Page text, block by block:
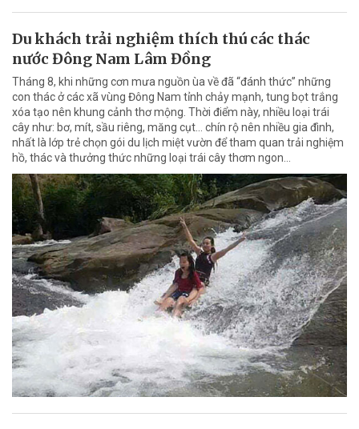
Du khách trải nghiệm thích thú các thác
nước Đông Nam Lâm Đồng
Tháng 8, khi những cơn mưa nguồn ùa về đã “đánh thức” những
con thác ở các xã vùng Đông Nam tỉnh chảy mạnh, tung bọt trắng
xóa tạo nên khung cảnh thơ mộng. Thời điểm này, nhiều loại trái
cây như: bơ, mít, sầu riêng, măng cụt... chín rộ nên nhiều gia đình,
nhất là lớp trẻ chọn gói du lịch miệt vườn để tham quan trải nghiệm
hồ, thác và thưởng thức những loại trái cây thơm ngon...